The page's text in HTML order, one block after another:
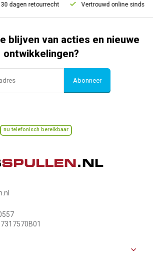
dagen retourrecht Vertrouwd online sinds 2006
blijven van acties en nieuwe
ontwikkelingen?
Abonneer
nu telefonisch bereikbaar